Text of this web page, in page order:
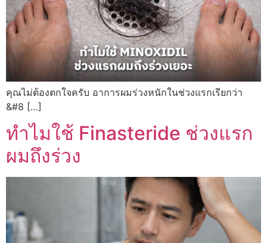
คุณไม่ต้องตกใจครับ อาการผมร่วงหนักในช่วงแรกเรียกว่า
&#8 […]
ทำไมใช้ Finasteride ช่วงแรก
ผมถึงร่วง